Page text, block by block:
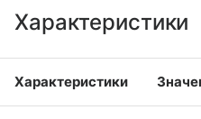
Характеристики
Характеристики